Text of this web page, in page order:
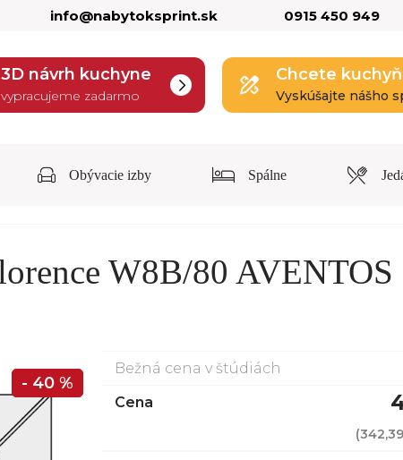
info@nabytoksprint.sk 0915 450 949
3D návrh kuchyne
vypracujeme zadarmo
Chcete
Vyskúšajte nášho
Obývacie izby Spálne
W8B/80 AVENTOS
- 40 %
Bežná cena v štúdiách
Cena
(